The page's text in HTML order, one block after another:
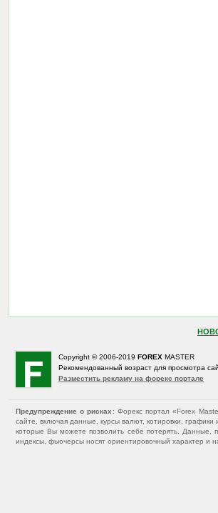
Copyright © 2006-2019 FOREX MASTER
Рекомендованный возраст для просмотра
Разместить рекламу на форекс портале
Предупреждение о рисках : Форекс портал «Forex
сайте, включая данные, курсы валют, котировки,
которые Вы можете позволить себе потерять.
индексы, фьючерсы носят ориентировочный характер и